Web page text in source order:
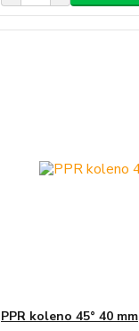
PPR koleno 45° 40 mm